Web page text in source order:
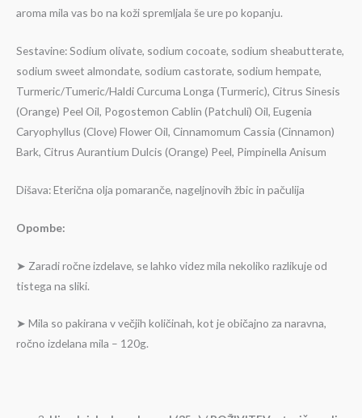
aroma mila vas bo na koži spremljala še ure po kopanju.
Sestavine: Sodium olivate, sodium cocoate, sodium sheabutterate,
sodium sweet almondate, sodium castorate, sodium hempate,
Turmeric/Tumeric/Haldi Curcuma Longa (Turmeric), Citrus Sinesis
(Orange) Peel Oil, Pogostemon Cablin (Patchuli) Oil, Eugenia
Caryophyllus (Clove) Flower Oil, Cinnamomum Cassia (Cinnamon)
Bark, Citrus Aurantium Dulcis (Orange) Peel, Pimpinella Anisum
Dišava: Eterična olja pomaranče, nageljnovih žbic in pačulija
Opombe:
➤ Zaradi ročne izdelave, se lahko videz mila nekoliko razlikuje od
tistega na sliki.
➤ Mila so pakirana v večjih količinah, kot je običajno za naravna,
ročno izdelana mila – 120g.